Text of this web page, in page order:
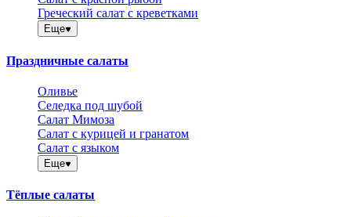
Греческий салат с креветками
Еще
Праздничные салаты
Оливье
Селедка под шубой
Салат Мимоза
Салат с курицей и гранатом
Салат с языком
Еще
Тёплые салаты